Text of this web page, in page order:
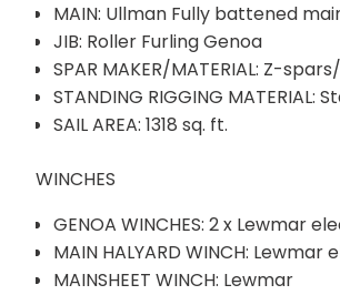
MAIN: Ullman Fully battened
JIB: Roller Furling Genoa
SPAR MAKER/MATERIAL: Z-
STANDING RIGGING MATERIAL:
SAIL AREA: 1318 sq. ft.
WINCHES
GENOA WINCHES: 2 x Lewmar
MAIN HALYARD WINCH:
MAINSHEET WINCH: Lewmar